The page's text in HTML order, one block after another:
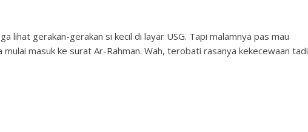
lihat gerakan-gerakan si kecil di layar USG. Tapi malamnya pas mau
masuk ke surat Ar-Rahman. Wah, terobati rasanya kekecewaan tadi